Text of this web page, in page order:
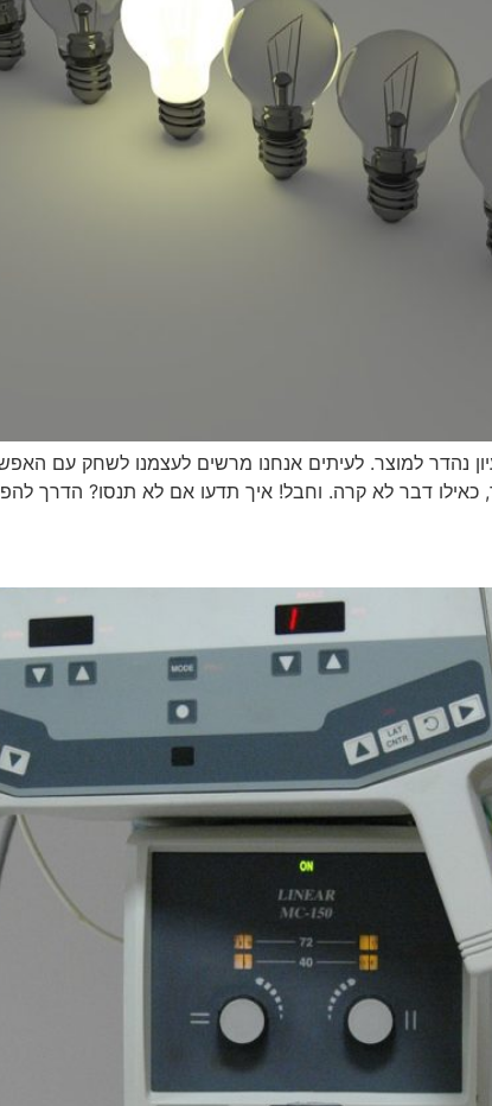
נהדר למוצר. לעיתים אנחנו מרשים לעצמנו לשחק עם
כאילו דבר לא קרה. וחבל! איך תדעו אם לא תנסו? הדרך